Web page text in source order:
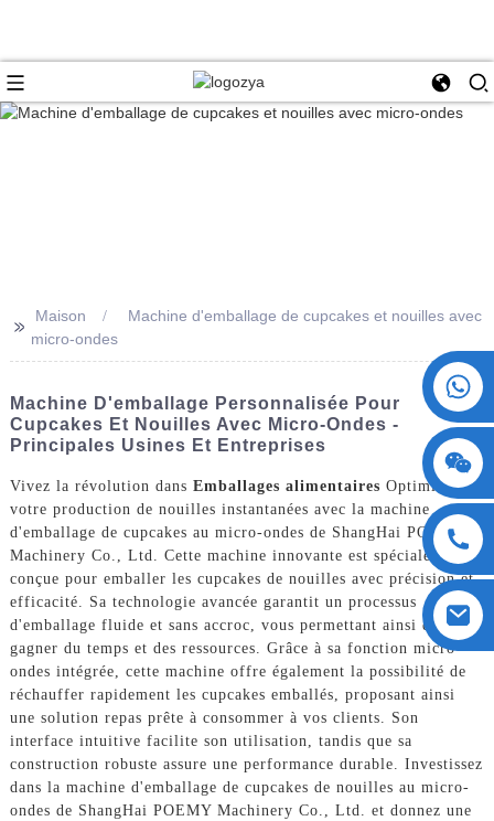
>>
Maison
Machine d'emballage de cupcakes et nouilles avec
micro-ondes
Machine D'emballage Personnalisée Pour
Cupcakes Et Nouilles Avec Micro-Ondes -
Principales Usines Et Entreprises
Vivez la révolution dans Emballages alimentaires Optimisez
votre production de nouilles instantanées avec la machine
d'emballage de cupcakes au micro-ondes de ShangHai POEMY
Machinery Co., Ltd. Cette machine innovante est spécialement
conçue pour emballer les cupcakes de nouilles avec précision et
efficacité. Sa technologie avancée garantit un processus
d'emballage fluide et sans accroc, vous permettant ainsi de
gagner du temps et des ressources. Grâce à sa fonction micro-
ondes intégrée, cette machine offre également la possibilité de
réchauffer rapidement les cupcakes emballés, proposant ainsi
une solution repas prête à consommer à vos clients. Son
interface intuitive facilite son utilisation, tandis que sa
construction robuste assure une performance durable. Investissez
dans la machine d'emballage de cupcakes de nouilles au micro-
ondes de ShangHai POEMY Machinery Co., Ltd. et donnez une